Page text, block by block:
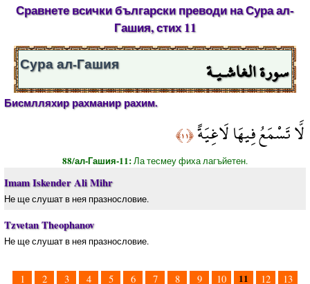
Сравнете всички български преводи на Сура ал-
Гашия, стих 11
سورة الغاشـيـة Сура ал-Гашия
Бисмлляхир рахманир рахим.
لَّا تَسْمَعُ فِيهَا لَاغِيَةً﴿١١﴾
88/ал-Гашия-11:Ла тесмеу фиха лагъйетен.
Imam Iskender Ali Mihr
Не ще слушат в нея празнословие.
Tzvetan Theophanov
Не ще слушат в нея празнословие.
1 2 3 4 5 6 7 8 9 10 11 12 13